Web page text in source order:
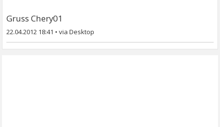
Gruss Chery01
22.04.2012 18:41 •